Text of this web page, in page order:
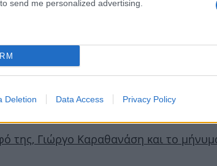
send me personalized advertising.
Deletion Data Access Privacy Policy
για το ερωτευμένο ζευγάρι
«Ξέρω τι με οδήγησε να πάρω την
της, Γιώργο Καραθανάση και το